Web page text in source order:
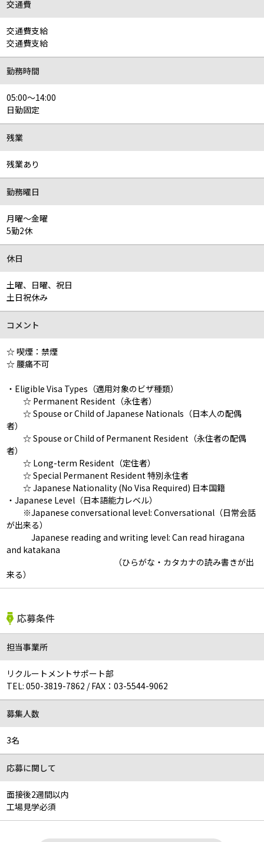
交通費
交通費支給
交通費支給
勤務時間
05:00～14:00
日勤固定
残業
残業あり
勤務曜日
月曜～金曜
5勤2休
休日
土曜、日曜、祝日
土日祝休み
コメント
☆ 喫煙：禁煙
☆ 腰痛不可
・Eligible Visa Types（適用対象のビザ種類）
☆ Permanent Resident（永住者）
☆ Spouse or Child of Japanese Nationals（日本人の配偶
者）
☆ Spouse or Child of Permanent Resident（永住者の配偶
者）
☆ Long-term Resident（定住者）
☆ Special Permanent Resident 特別永住者
☆ Japanese Nationality (No Visa Required) 日本国籍
・Japanese Level（日本語能力レベル）
※Japanese conversational level: Conversational（日常会話
が出来る）
Japanese reading and writing level: Can read hiragana
and katakana
（ひらがな・カタカナの読み書きが出
来る）
応募条件
担当事業所
リクルートメントサポート部
TEL:050-3819-7862 /FAX：03-5544-9062
募集人数
3名
応募に関して
面接後2週間以内
工場見学必須